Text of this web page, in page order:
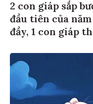
2 con giáp sắp
đầu tiên của
đầy, 1 con giáp